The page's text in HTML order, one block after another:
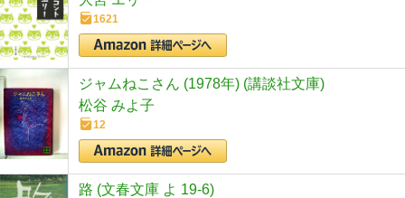
1621
ジャムねこさん (1978年) (講談社文庫)
松谷 みよ子
12
路 (文春文庫 よ 19-6)